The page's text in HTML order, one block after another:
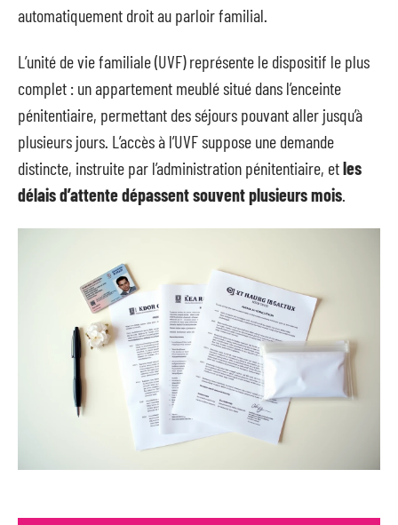
automatiquement droit au parloir familial.
L’unité de vie familiale (UVF) représente le dispositif le plus
complet : un appartement meublé situé dans l’enceinte
pénitentiaire, permettant des séjours pouvant aller jusqu’à
plusieurs jours. L’accès à l’UVF suppose une demande
distincte, instruite par l’administration pénitentiaire, etles
délais d’attente dépassent souvent plusieurs mois.